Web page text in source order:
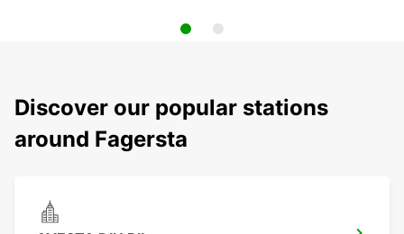
Discover our popular stations
around Fagersta